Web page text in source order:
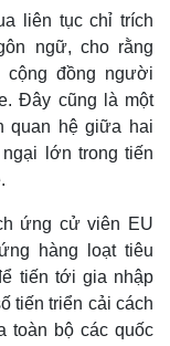
liên tục chỉ trích
ngữ, cho rằng
đồng người
Đây cũng là một
quan hệ giữa hai
lớn trong tiến
ứng cử viên EU
hàng loạt tiêu
tiến tới gia nhập
tiến triển cải cách
toàn bộ các quốc